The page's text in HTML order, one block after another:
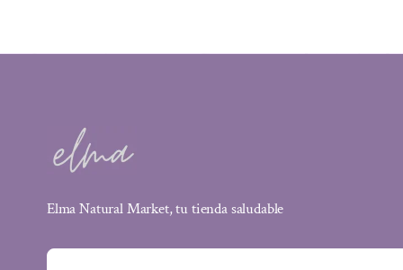
Elma Natural Market, tu tienda saludable